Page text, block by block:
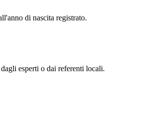
di nascita registrato.
esperti o dai referenti locali.